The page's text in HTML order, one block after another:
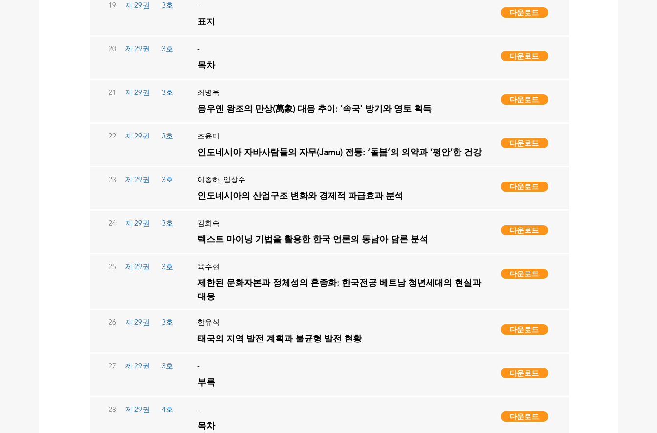
19 제 29권 3호 -
표지
다운로드
20 제 29권 3호 -
목차
다운로드
21 제 29권 3호 최병욱
응우옌 왕조의 만상(萬象) 대응 추이: ‘속국’ 방기와 영토 획득
다운로드
22 제 29권 3호 조윤미
인도네시아 자바사람들의 자무(Jamu) 전통: ‘돌봄’의 의약과 ‘평안’한 건강
다운로드
23 제 29권 3호 이종하, 임상수
인도네시아의 산업구조 변화와 경제적 파급효과 분석
다운로드
24 제 29권 3호 김희숙
텍스트 마이닝 기법을 활용한 한국 언론의 동남아 담론 분석
다운로드
25 제 29권 3호 육수현
제한된 문화자본과 정체성의 혼종화: 한국전공 베트남 청년세대의 현실과
대응
다운로드
26 제 29권 3호 한유석
태국의 지역 발전 계획과 불균형 발전 현황
다운로드
27 제 29권 3호 -
부록
다운로드
28 제 29권 4호 -
목차
다운로드